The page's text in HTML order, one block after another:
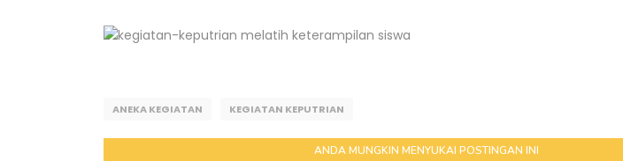
melatih keterampilan siswa
ANEKA KEGIATAN KEGIATAN KEPUTRIAN
ANDA MUNGKIN MENYUKAI POSTINGAN INI